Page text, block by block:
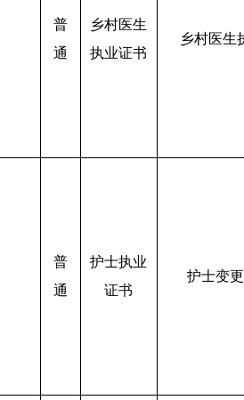
普
通
乡村医生
执业证书
乡村医生
普
通
护士执业
证书
护士变